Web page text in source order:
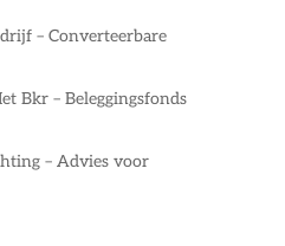
– Converteerbare
Bkr – Beleggingsfonds
– Advies voor